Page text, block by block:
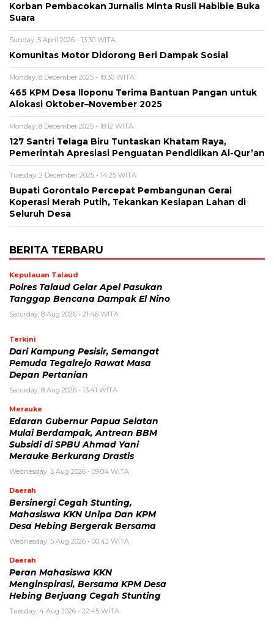
Korban Pembacokan Jurnalis Minta Rusli Habibie Buka
Suara
Sunday, 5 April 2026 - 13:30 WITA
Komunitas Motor Didorong Beri Dampak Sosial
Monday, 8 December 2025 - 18:30 WITA
465 KPM Desa Iloponu Terima Bantuan Pangan untuk
Alokasi Oktober–November 2025
Monday, 8 December 2025 - 18:12 WITA
127 Santri Telaga Biru Tuntaskan Khatam Raya,
Pemerintah Apresiasi Penguatan Pendidikan Al-Qur’an
Tuesday, 2 December 2025 - 14:25 WITA
Bupati Gorontalo Percepat Pembangunan Gerai
Koperasi Merah Putih, Tekankan Kesiapan Lahan di
Seluruh Desa
BERITA TERBARU
Kepulauan Talaud
Polres Talaud Gelar Apel Pasukan
Tanggap Bencana Dampak El Nino
Saturday, 8 Aug 2026 - 21:46 WITA
Terkini
Dari Kampung Pesisir, Semangat
Pemuda Tegalrejo Rawat Masa
Depan Pertanian
Saturday, 8 Aug 2026 - 13:41 WITA
Merauke
Edaran Gubernur Papua Selatan
Mulai Berdampak, Antrean BBM
Subsidi di SPBU Ahmad Yani
Merauke Berkurang Drastis
Wednesday, 5 Aug 2026 - 09:04 WITA
Daerah
Bersinergi Cegah Stunting,
Mahasiswa KKN Unipa Dan KPM
Desa Hebing Bergerak Bersama
Wednesday, 5 Aug 2026 - 00:42 WITA
Daerah
Peran Mahasiswa KKN
Menginspirasi, Bersama KPM Desa
Hebing Berjuang Cegah Stunting
Tuesday, 4 Aug 2026 - 22:45 WITA